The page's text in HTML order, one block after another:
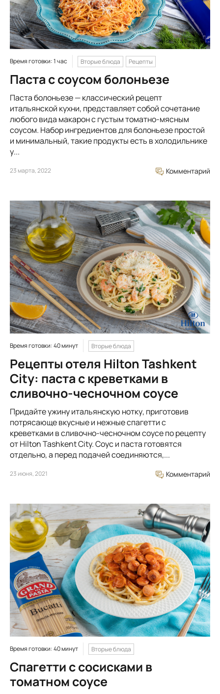
Время готовки: 1 час Вторые блюда Рецепты
Паста с соусом болоньезе
Паста болоньезе — классический рецепт
итальянской кухни, представляет собой сочетание
любого вида макарон с густым томатно-мясным
соусом. Набор ингредиентов для болоньезе простой
и минимальный, такие продукты есть в холодильнике
у...
23 марта, 2022 Комментарий
Время готовки: 40 минут Вторые блюда
Рецепты отеля Hilton Tashkent
City: паста с креветками в
сливочно-чесночном соусе
Придайте ужину итальянскую нотку, приготовив
потрясающе вкусные и нежные спагетти с
креветками в сливочно-чесночном соусе по рецепту
от Hilton Tashkent City. Соус и паста готовятся
отдельно, а перед подачей соединяются,...
23 июня, 2021 Комментарий
Время готовки: 40 минут Вторые блюда
Спагетти с сосисками в
томатном соусе